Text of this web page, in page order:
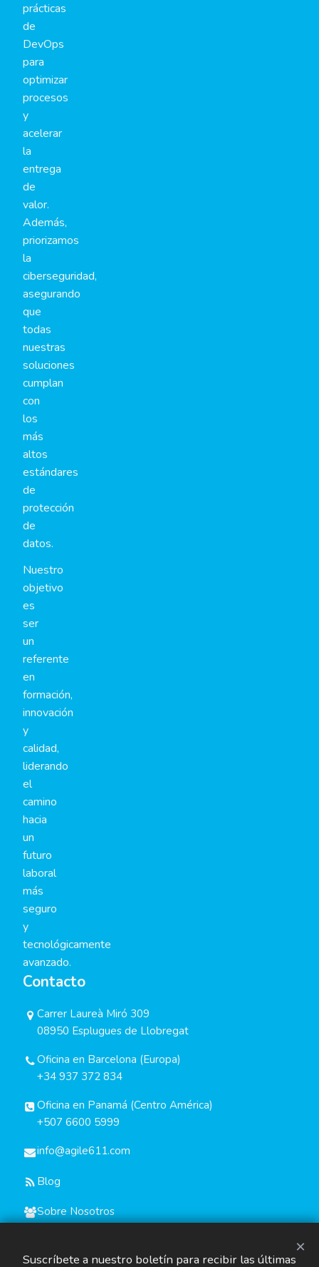
prácticas
de
DevOps
para
optimizar
procesos
y
acelerar
la
entrega
de
valor.
Además,
priorizamos
la
ciberseguridad,
asegurando
que
todas
nuestras
soluciones
cumplan
con
los
más
altos
estándares
de
protección
de
datos.
Nuestro
objetivo
es
ser
un
referente
en
formación,
innovación
y
calidad,
liderando
el
camino
hacia
un
futuro
laboral
más
seguro
y
tecnológicamente
avanzado.
Contacto
Carrer Laureà Miró 309
08950 Esplugues de Llobregat
Oficina en Barcelona (Europa)
+34 937 372 834
Oficina en Panamá (Centro América)
+507 6600 5999
info@agile611.com
Blog
Sobre Nosotros
Suscríbete a nuestro boletín para recibir las últimas
×